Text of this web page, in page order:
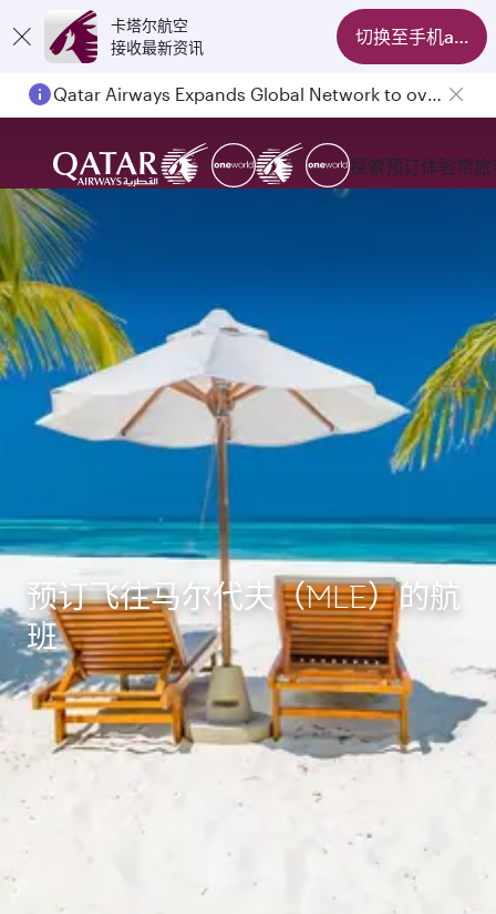
卡塔尔航空
接收最新资讯
切换至手机app
Passengers flying between Doha and Auckland on QR914 and QR915
探索预订体验常
预订飞往马尔代夫（MLE）的航
班